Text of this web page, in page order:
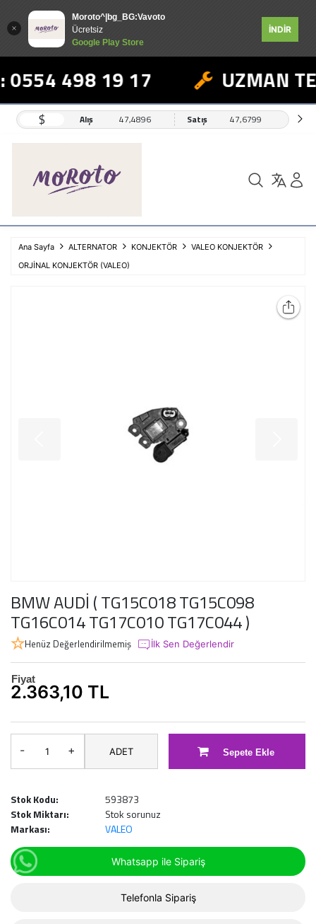
Moroto^|bg_BG:Vavoto
Ücretsiz
Google Play Store
İNDİR
498 19 17 UZMAN
$ Alış 47,4896 Satış 47,6799
Ana Sayfa ALTERNATOR KONJEKTÖR
VALEO KONJEKTÖR
ORJİNAL KONJEKTÖR (VALEO)
BMW AUDİ ( TG15C018 TG15C098
TG16C014 TG17C010 TG17C044 )
Henüz Değerlendirilmemiş İlk Sen Değerlendir
Fiyat
2.363,10 TL
- + ADET Sepete Ekle
Stok Kodu:
593873
Stok Miktarı:
Stok sorunuz
Markası:
VALEO
Whatsapp ile Sipariş
Telefonla Sipariş